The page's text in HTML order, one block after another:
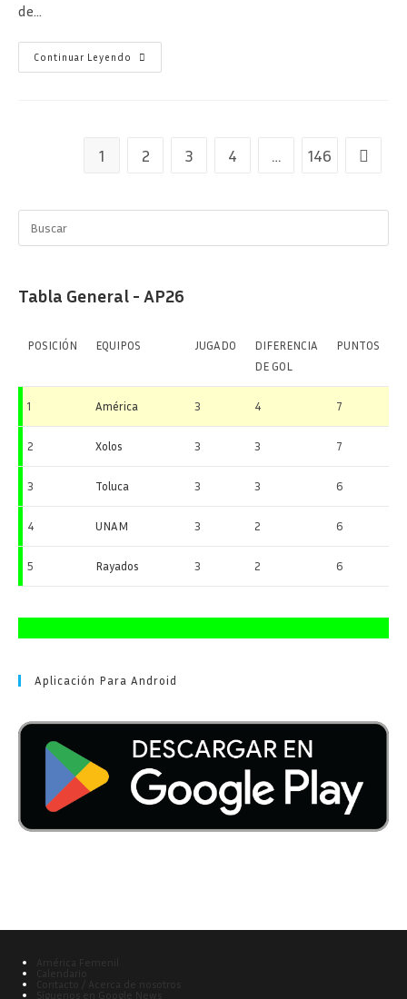
de…
Continuar Leyendo
¿Qué
Otros
1 2 3 4 … 146 Ir a la
Tabla General - AP26
POSICIÓN EQUIPOS JUGADO
DIFERENCIA
DE GOL
PUNTOS
1 América 3 4 7
2 Xolos 3 3 7
3 Toluca 3 3 6
4 UNAM 3 2 6
5 Rayados 3 2 6
Aplicación Para Android
América Femenil
Contacto / Acerca de nosotros
Síguenos en Google News